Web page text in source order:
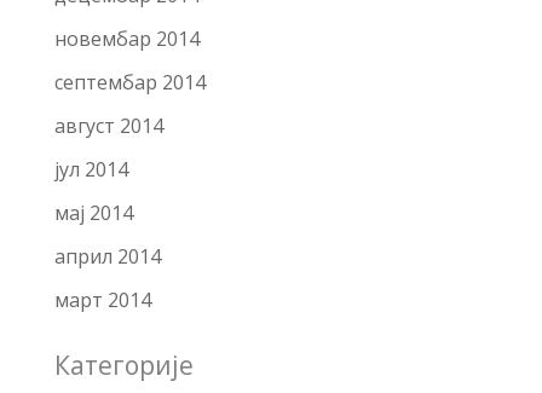
новембар 2014
септембар 2014
август 2014
јул 2014
мај 2014
април 2014
март 2014
Категорије